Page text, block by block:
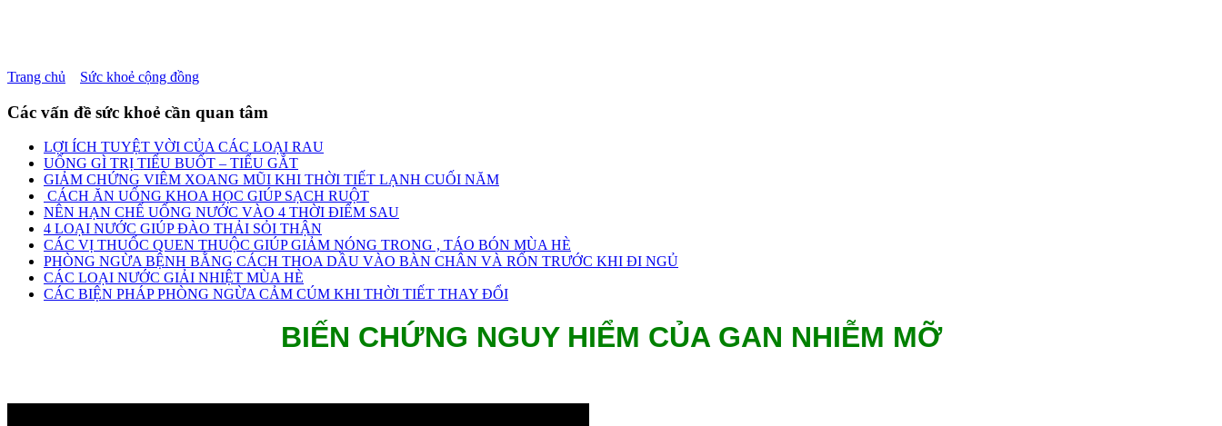
Trang chủ Sức khoẻ cộng đồng
Các vấn đề sức khoẻ cần quan tâm
LỢI ÍCH TUYỆT VỜI CỦA CÁC LOẠI RAU
UỐNG GÌ TRỊ TIỂU BUỐT – TIỂU GẮT
GIẢM CHỨNG VIÊM XOANG MŨI KHI THỜI TIẾT LẠNH CUỐI NĂM
CÁCH ĂN UỐNG KHOA HỌC GIÚP SẠCH RUỘT
NÊN HẠN CHẾ UỐNG NƯỚC VÀO 4 THỜI ĐIỂM SAU
4 LOẠI NƯỚC GIÚP ĐÀO THẢI SỎI THẬN
CÁC VỊ THUỐC QUEN THUỘC GIÚP GIẢM NÓNG TRONG , TÁO BÓN MÙA HÈ
PHÒNG NGỪA BỆNH BẰNG CÁCH THOA DẦU VÀO BÀN CHÂN VÀ RỐN TRƯỚC KHI ĐI NGỦ
CÁC LOẠI NƯỚC GIẢI NHIỆT MÙA HÈ
CÁC BIỆN PHÁP PHÒNG NGỪA CẢM CÚM KHI THỜI TIẾT THAY ĐỔI
BIẾN CHỨNG NGUY HIỂM CỦA GAN NHIỄM MỠ